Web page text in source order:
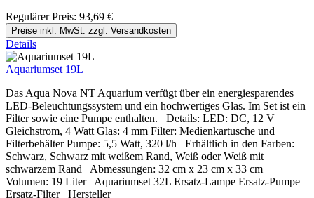
Regulärer Preis: 93,69 €
Preise inkl. MwSt. zzgl. Versandkosten
Details
Aquariumset 19L
Das Aqua Nova NT Aquarium verfügt über ein energiesparendes
LED-Beleuchtungssystem und ein hochwertiges Glas. Im Set ist ein
Filter sowie eine Pumpe enthalten. Details: LED: DC, 12 V
Gleichstrom, 4 Watt Glas: 4 mm Filter: Medienkartusche und
Filterbehälter Pumpe: 5,5 Watt, 320 l/h Erhältlich in den Farben:
Schwarz, Schwarz mit weißem Rand, Weiß oder Weiß mit
schwarzem Rand Abmessungen: 32 cm x 23 cm x 33 cm
Volumen: 19 Liter Aquariumset 32L Ersatz-Lampe Ersatz-Pumpe
Ersatz-Filter Hersteller